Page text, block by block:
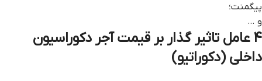
پیگمنت؛
و …
۴ عامل تاثیر گذار بر قیمت آجر دکوراسیون
داخلی (دکوراتیو)